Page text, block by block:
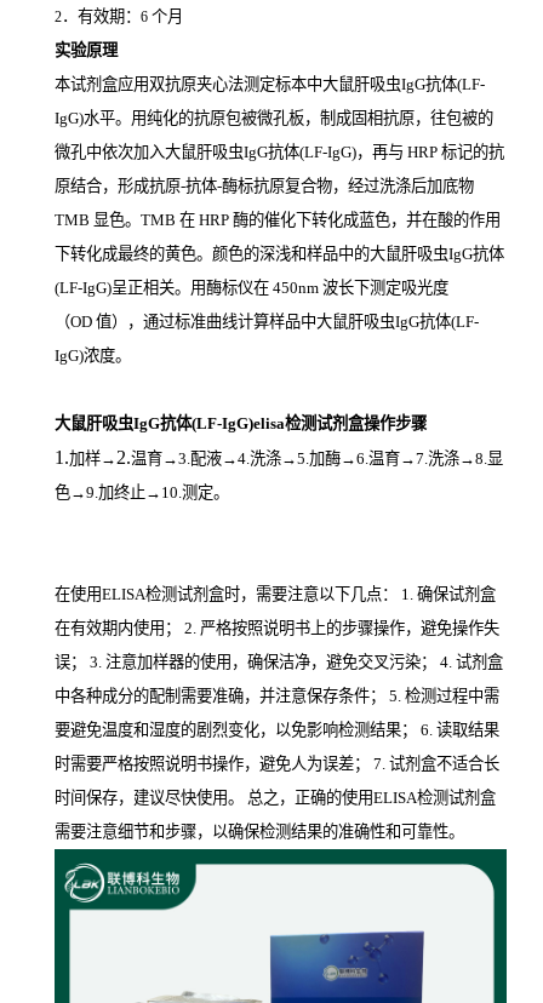
2．有效期： 6 个月
实验原理
本试剂盒应用双抗原夹心法测定标本中大鼠肝吸虫IgG抗体(LF-
IgG)水平。用纯化的抗原包被微孔板，制成固相抗原，往包被的
微孔中依次加入大鼠肝吸虫IgG抗体(LF-IgG)，再与 HRP 标记的抗
原结合，形成抗原-抗体-酶标抗原复合物，经过洗涤后加底物
TMB 显色。 TMB 在 HRP 酶的催化下转化成蓝色，并在酸的作用
下转化成最终的黄色。颜色的深浅和样品中的大鼠肝吸虫IgG抗体
(LF-IgG)呈正相关。用酶标仪在 450nm 波长下测定吸光度
（OD 值），通过标准曲线计算样品中大鼠肝吸虫IgG抗体(LF-
IgG)浓度。
大鼠肝吸虫IgG抗体(LF-IgG)elisa检测试剂盒操作步骤
1.加样→ 2.温育→3.配液→4.洗涤→5.加酶→6.温育→7.洗涤→8.显
色→9.加终止→10.测定。
在使用ELISA检测试剂盒时，需要注意以下几点： 1. 确保试剂盒
在有效期内使用； 2. 严格按照说明书上的步骤操作，避免操作失
误； 3. 注意加样器的使用，确保洁净，避免交叉污染； 4. 试剂盒
中各种成分的配制需要准确，并注意保存条件； 5. 检测过程中需
要避免温度和湿度的剧烈变化，以免影响检测结果； 6. 读取结果
时需要严格按照说明书操作，避免人为误差； 7. 试剂盒不适合长
时间保存，建议尽快使用。 总之，正确的使用ELISA检测试剂盒
需要注意细节和步骤，以确保检测结果的准确性和可靠性。